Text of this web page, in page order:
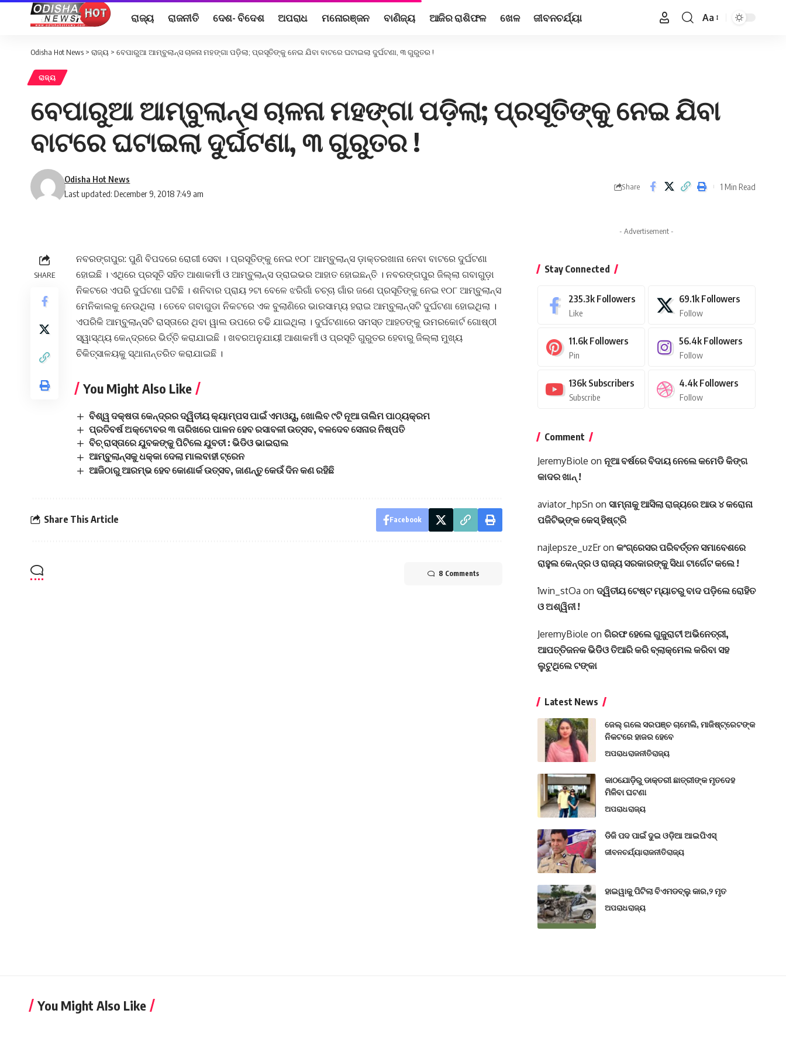
ରାଜ୍ୟ ରାଜନୀତି ଦେଶ- ବିଦେଶ ଅପରାଧ ମନୋରଞ୍ଜନ ବାଣିଜ୍ୟ ଆଜିର ରାଶିଫଳ ଖେଳ ଜୀବନଚର୍ଯ୍ୟା
Font
Aa
Odisha Hot News > ରାଜ୍ୟ > ବେପାରୁଆ ଆମ୍ବୁଲାନ୍ସ ଚାଳନା ମହଙ୍ଗା ପଡ଼ିଲା; ପ୍ରସୂତିଙ୍କୁ ନେଇ ଯିବା ବାଟରେ ଘଟାଇଲା ଦୁର୍ଘଟଣା, ୩ ଗୁରୁତର !
ରାଜ୍ୟ
ବେପାରୁଆ ଆମ୍ବୁଲାନ୍ସ ଚାଳନା ମହଙ୍ଗା ପଡ଼ିଲା; ପ୍ରସୂତିଙ୍କୁ ନେଇ ଯିବା
ବାଟରେ ଘଟାଇଲା ଦୁର୍ଘଟଣା, ୩ ଗୁରୁତର !
Last updated: December 9, 2018 7:49 am
Odisha Hot News
Share 1 Min Read
SHARE
ନବରଙ୍ଗପୁର: ପୁଣି ବିପଦରେ ରୋଗୀ ସେବା । ପ୍ରସୂତିଙ୍କୁ ନେଇ ୧୦୮ ଆମ୍ବୁଲାନ୍ସ ଡ଼ାକ୍ତରଖାନା ନେବା ବାଟରେ ଦୁର୍ଘଟଣା
ହୋଇଛି । ଏଥିରେ ପ୍ରସୂତି ସହିତ ଆଶାକର୍ମୀ ଓ ଆମ୍ବୁଲାନ୍ସ ଡ୍ରାଇଭର ଆହାତ ହୋଇଛନ୍ତି । ନବରଙ୍ଗପୁର ଜିଲ୍ଲା ଗବାଗୁଡ଼ା
ନିକଟରେ ଏପରି ଦୁର୍ଘଟଣା ଘଟିଛି । ଶନିବାର ପ୍ରାୟ ୨ଟା ବେଳେ ଝରିଗାଁ ଚଚ୍ଚା ଗାଁର ଜଣେ ପ୍ରସୂତିଙ୍କୁ ନେଇ ୧୦୮ ଆମ୍ବୁଲାନ୍ସ
ମେନିକାଲକୁ ନେଉଥିଲା । ତେବେ ଗବାଗୁଡା ନିକଟରେ ଏକ ବୁଲାଣିରେ ଭାରସାମ୍ୟ ହରାଇ ଆମ୍ବୁଲାନ୍ସଟି ଦୁର୍ଘଟଣା ହୋଇଥିଲା ।
ଏପରିକି ଆମ୍ବୁଲାନ୍ସଟି ରାସ୍ତାରେ ଥିବା ୱାଲ ଉପରେ ଚଢି ଯାଇଥିଲା । ଦୁର୍ଘଟଣାରେ ସମସ୍ତ ଆହତଙ୍କୁ ଉମରକୋର୍ଟ ଗୋଷ୍ଠୀ
ସ୍ୱାସ୍ଥ୍ୟ କେନ୍ଦ୍ରରେ ଭିର୍ତ୍ତି କରାଯାଇଛି । ଖବରଅନୁଯାୟୀ ଆଶାକର୍ମୀ ଓ ପ୍ରସୂତି ଗୁରୁତର ହେବାରୁ ଜିଲ୍ଲା ମୁଖ୍ୟ
ଚିକିତ୍ସାଳୟକୁ ସ୍ଥାନାନ୍ତରିତ କରାଯାଇଛି ।
You Might Also Like
ବିଶ୍ୱ ଦକ୍ଷତା କେନ୍ଦ୍ରର ଦ୍ୱିତୀୟ କ୍ୟାମ୍ପସ ପାଇଁ ଏମଓୟୁ, ଖୋଲିବ ୯ଟି ନୂଆ ତାଲିମ ପାଠ୍ୟକ୍ରମ
ପ୍ରତିବର୍ଷ ଅକ୍ଟୋବର ୩ ତାରିଖରେ ପାଳନ ହେବ ରସାବଳୀ ଉତ୍ସବ, ବଳଦେବ ସେନାର ନିଷ୍ପତି
ବିଚ୍ ରାସ୍ତାରେ ଯୁବକଙ୍କୁ ପିଟିଲେ ଯୁବତୀ : ଭିଡିଓ ଭାଇରାଲ
ଆମ୍ବୁଲାନ୍ସକୁ ଧକ୍କା ଦେଲା ମାଲବାହୀ ଟ୍ରେନ
ଆଜିଠାରୁ ଆରମ୍ଭ ହେବ କୋଣାର୍କ ଉତ୍ସବ, ଜାଣନ୍ତୁ କେଉଁ ଦିନ କଣ ରହିଛି
Share This Article Facebook
8 Comments
- Advertisement -
Stay Connected
235.3k Followers
Like
69.1k Followers
Follow
11.6k Followers
Pin
56.4k Followers
Follow
136k Subscribers
Subscribe
4.4k Followers
Follow
Comment
JeremyBiole on ନୂଆ ବର୍ଷରେ ବିଦାୟ ନେଲେ କମେଡି କିଙ୍ଗ
କାଦର ଖାନ୍ !
aviator_hpSn on ସାମ୍ନାକୁ ଆସିଲା ରାଜ୍ୟରେ ଆଉ ୪ କରୋନା
ପଜିଟିଭ୍‌ଙ୍କ କେସ୍‌ ହିଷ୍ଟ୍ରି
najlepsze_uzEron କଂଗ୍ରେସର ପରିବର୍ତ୍ତନ ସମାବେଶରେ
ରାହୁଲ କେନ୍ଦ୍ର ଓ ରାଜ୍ୟ ସରକାରଙ୍କୁ ସିଧା ଟାର୍ଗେଟ କଲେ !
1win_stOa on ଦ୍ୱିତୀୟ ଟେଷ୍ଟ ମ୍ୟାଚରୁ ବାଦ ପଡ଼ିଲେ ରୋହିତ
ଓ ଅଶ୍ୱିନୀ !
JeremyBiole on ଗିରଫ ହେଲେ ଗୁଜୁରାଟୀ ଅଭିନେତ୍ରୀ,
ଆପତ୍ତିଜନକ ଭିଡିିଓ ତିଆରି କରି ବ୍ଲାକ୍‌ମେଲ କରିବା ସହ
ଲୁଟୁଥିଲେ ଟଙ୍କା
Latest News
ଜେଲ୍ ଗଲେ ସରପଞ୍ଚ ଚାମେଲି, ମାଜିଷ୍ଟ୍ରେଟଙ୍କ
ନିକଟରେ ହାଜର ହେବେ
ଅପରାଧରାଜନୀତିରାଜ୍ୟ
କାଠଯୋଡ଼ିରୁ ଡାକ୍ତରୀ ଛାତ୍ରୀଙ୍କ ମୃତଦେହ
ମିଳିବା ଘଟଣା
ଅପରାଧରାଜ୍ୟ
ଡିଜି ପଦ ପାଇଁ ଦୁଇ ଓଡ଼ିଆ ଆଇପିଏସ୍
ଜୀବନଚର୍ଯ୍ୟାରାଜନୀତିରାଜ୍ୟ
ହାଇୱାକୁ ପିଟିଲା ବିଏମଡବ୍ଲୁ କାର,୨ ମୃତ
ଅପରାଧରାଜ୍ୟ
You Might Also Like